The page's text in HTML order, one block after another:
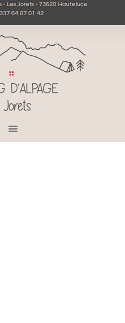
- Les Jorets - 73620 Hauteluce
64 07 01 42